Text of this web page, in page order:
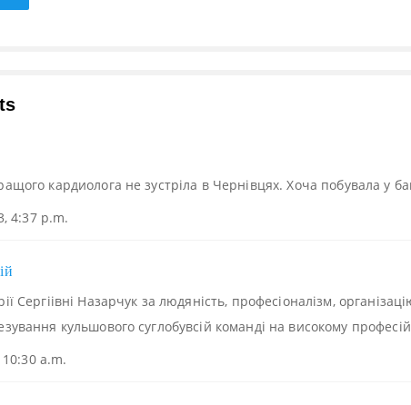
кардиолога не зустріла в Чернівцях. Хоча побувала у
4:37 p.m.
Сергіівні Назарчук за людяність, професіоналізм,
кульшового суглобувсій команді на високому
a.m.